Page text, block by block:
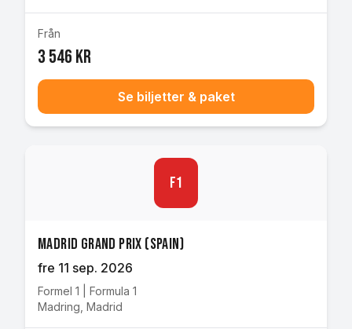
Från
3 546 kr
Se biljetter & paket
F1
Madrid Grand Prix (Spain)
fre 11 sep. 2026
Formel 1
Formula 1
Madring Madrid